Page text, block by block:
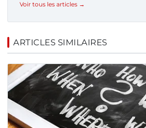
Voir tous les articles →
ARTICLES SIMILAIRES